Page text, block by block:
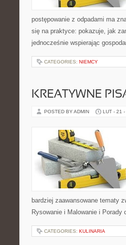
postępowanie z odpadami ma
się na praktyce: pokazuje, jak
jednocześnie wspierając
CATEGORIES: NIEMCY
KREATYWNE
POSTED BY ADMIN LUT - 21
bardziej zaawansowane tematy
Rysowanie i Malowanie i
CATEGORIES: KULINARIA